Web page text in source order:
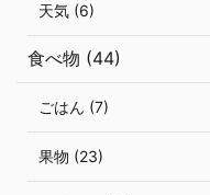
天気 (6)
食べ物 (44)
ごはん (7)
果物 (23)